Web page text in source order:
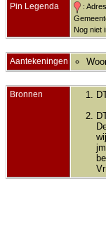
Pin Legenda :
Nog niet
Aantekeningen
Bronnen